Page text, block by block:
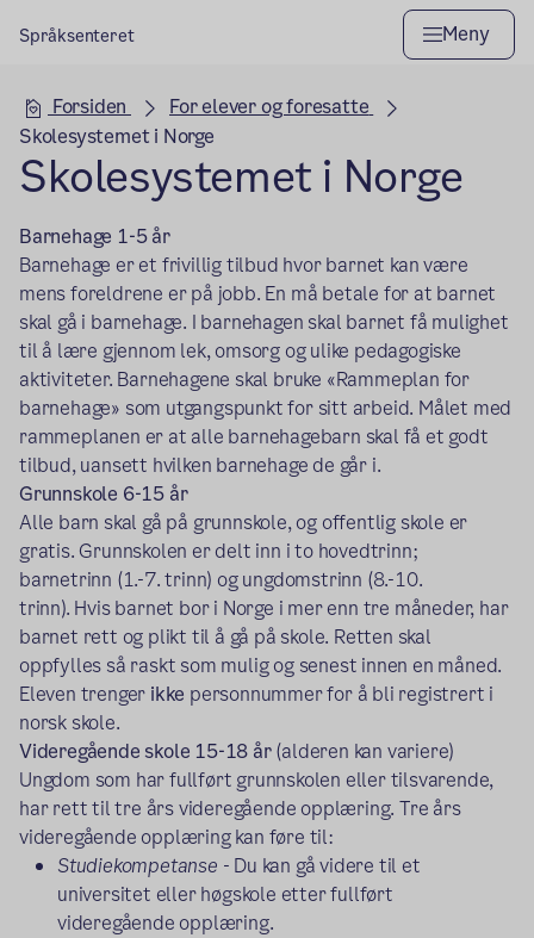
Språksenteret Meny
Hovedseksjon
Forsiden
For elever og foresatte
Skolesystemet i Norge
Skolesystemet i Norge
Barnehage 1-5 år
Barnehage er et frivillig tilbud hvor barnet kan være
mens foreldrene er på jobb. En må betale for at barnet
skal gå i barnehage. I barnehagen skal barnet få mulighet
til å lære gjennom lek, omsorg og ulike pedagogiske
aktiviteter. Barnehagene skal bruke «Rammeplan for
barnehage» som utgangspunkt for sitt arbeid. Målet med
rammeplanen er at alle barnehagebarn skal få et godt
tilbud, uansett hvilken barnehage de går i.
Grunnskole 6-15 år
Alle barn skal gå på grunnskole, og offentlig skole er
gratis. Grunnskolen er delt inn i to hovedtrinn;
barnetrinn (1.-7. trinn) og ungdomstrinn (8.-10.
trinn). Hvis barnet bor i Norge i mer enn tre måneder, har
barnet rett og plikt til å gå på skole. Retten skal
oppfylles så raskt som mulig og senest innen en måned.
Eleven trenger ikke personnummer for å bli registrert i
norsk skole.
Videregående skole 15-18 år(alderen kan variere)
Ungdom som har fullført grunnskolen eller tilsvarende,
har rett til tre års videregående opplæring. Tre års
videregående opplæring kan føre til:
Studiekompetanse - Du kan gå videre til et
universitet eller høgskole etter fullført
videregående opplæring.